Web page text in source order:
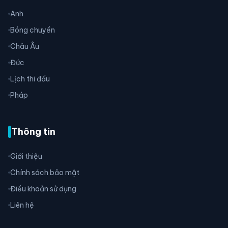
Anh
Bóng chuyền
Châu Âu
Đức
Lịch thi đấu
Pháp
Thông tin
Giới thiệu
Chính sách bảo mật
Điều khoản sử dụng
Liên hệ